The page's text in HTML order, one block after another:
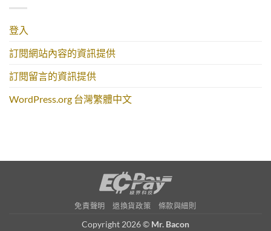
登入
訂閱網站內容的資訊提供
訂閱留言的資訊提供
WordPress.org 台灣繁體中文
免責聲明 退換貨政策 條款與細則
Copyright 2026 © Mr. Bacon